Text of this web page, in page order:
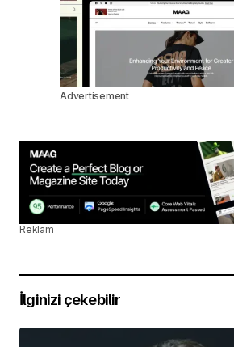
Advertisement
Reklam
İlginizi çekebilir